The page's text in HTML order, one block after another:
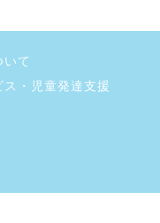
いて
・児童発達支援